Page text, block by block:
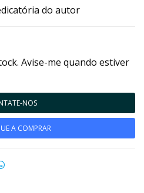
do autor
Avise-me quando estiver
NOS
A COMPRAR